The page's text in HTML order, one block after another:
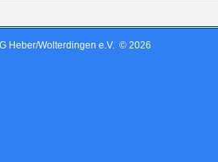
Heber/Wolterdingen e.V. © 2026